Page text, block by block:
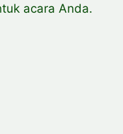
acara Anda.